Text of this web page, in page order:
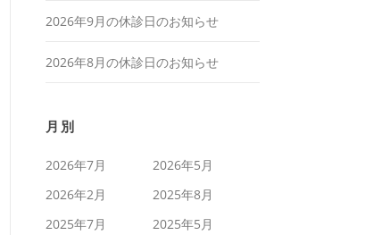
2026年9月の休診日のお知らせ
2026年8月の休診日のお知らせ
月別
2026年7月
2026年5月
2026年2月
2025年8月
2025年7月
2025年5月